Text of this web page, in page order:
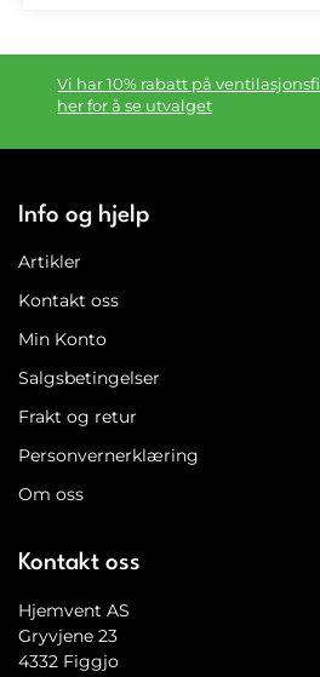
Vi har 10% rabatt på
her for å se utvalget
Info og hjelp
Artikler
Kontakt oss
Min Konto
Salgsbetingelser
Frakt og retur
Personvernerklæring
Om oss
Kontakt oss
Hjemvent AS
Gryvjene 23
4332 Figgjo